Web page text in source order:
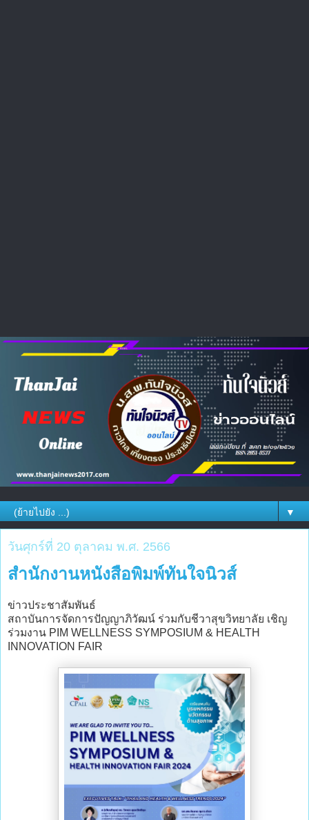
▼
วันศุกร์ที่ 20 ตุลาคม พ.ศ. 2566
สำนักงานหนังสือพิมพ์ทันใจนิวส์
ข่าวประชาสัมพันธ์
สถาบันการจัดการปัญญาภิวัฒน์ ร่วมกับชีวาสุขวิทยาลัย เชิญ
ร่วมงาน PIM WELLNESS SYMPOSIUM & HEALTH
INNOVATION FAIR